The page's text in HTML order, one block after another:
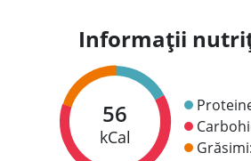
Informații
56
kCal
Grăsimi: